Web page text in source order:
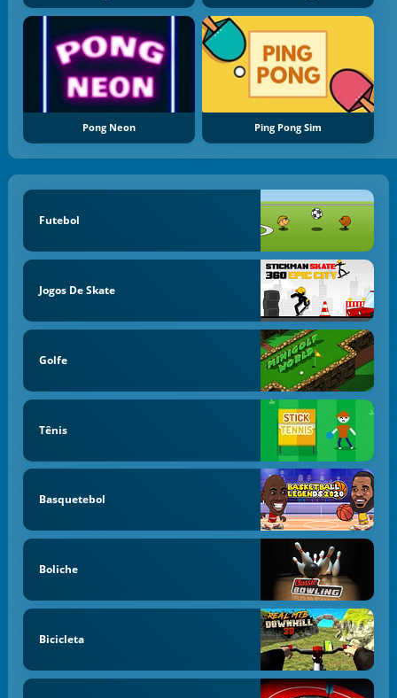
Pong Neon Ping Pong Sim
Futebol
Jogos De Skate
Golfe
Tênis
Basquetebol
Boliche
Bicicleta